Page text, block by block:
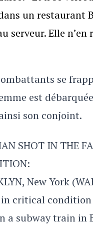
un restaurant
serveur. Elle
se
est
son conjoint.
SHOT IN THE
New York
critical
a subway train in